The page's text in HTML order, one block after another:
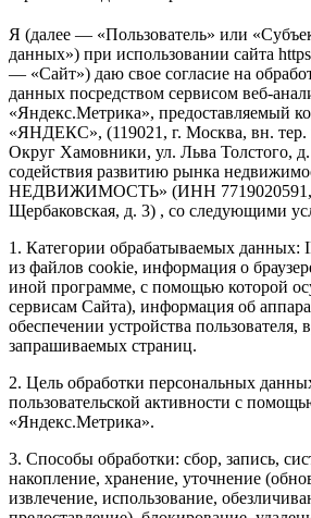
Я (далее — «Пользователь» или
данных») при использовании сайта
— «Сайт») даю свое согласие на
данных посредством сервисом веб-
«Яндекс.Метрика», предоставляемый
«ЯНДЕКС», (119021, г. Москва, вн.
Округ Хамовники, ул. Льва Толстого,
содействия развитию рынка
НЕДВИЖИМОСТЬ» (ИНН 7719020591,
Щербаковская, д. 3) , со следующими
1. Категории обрабатываемых данных:
из файлов cookie, информация о
иной программе, с помощью которой
сервисам Сайта), информация об
обеспечении устройства пользователя,
запрашиваемых страниц.
2. Цель обработки персональных
пользовательской активности с
«Яндекс.Метрика».
3. Способы обработки: сбор, запись,
накопление, хранение, уточнение
извлечение, использование,